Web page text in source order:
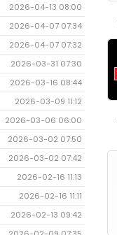
2026-04-13 08:00
2026-04-07 07:34
2026-04-07 07:32
2026-03-31 07:30
2026-03-16 08:44
2026-03-09 11:12
2026-03-06 06:00
2026-03-02 07:50
2026-03-02 07:42
2026-02-16 11:13
2026-02-16 11:11
2026-02-13 09:42